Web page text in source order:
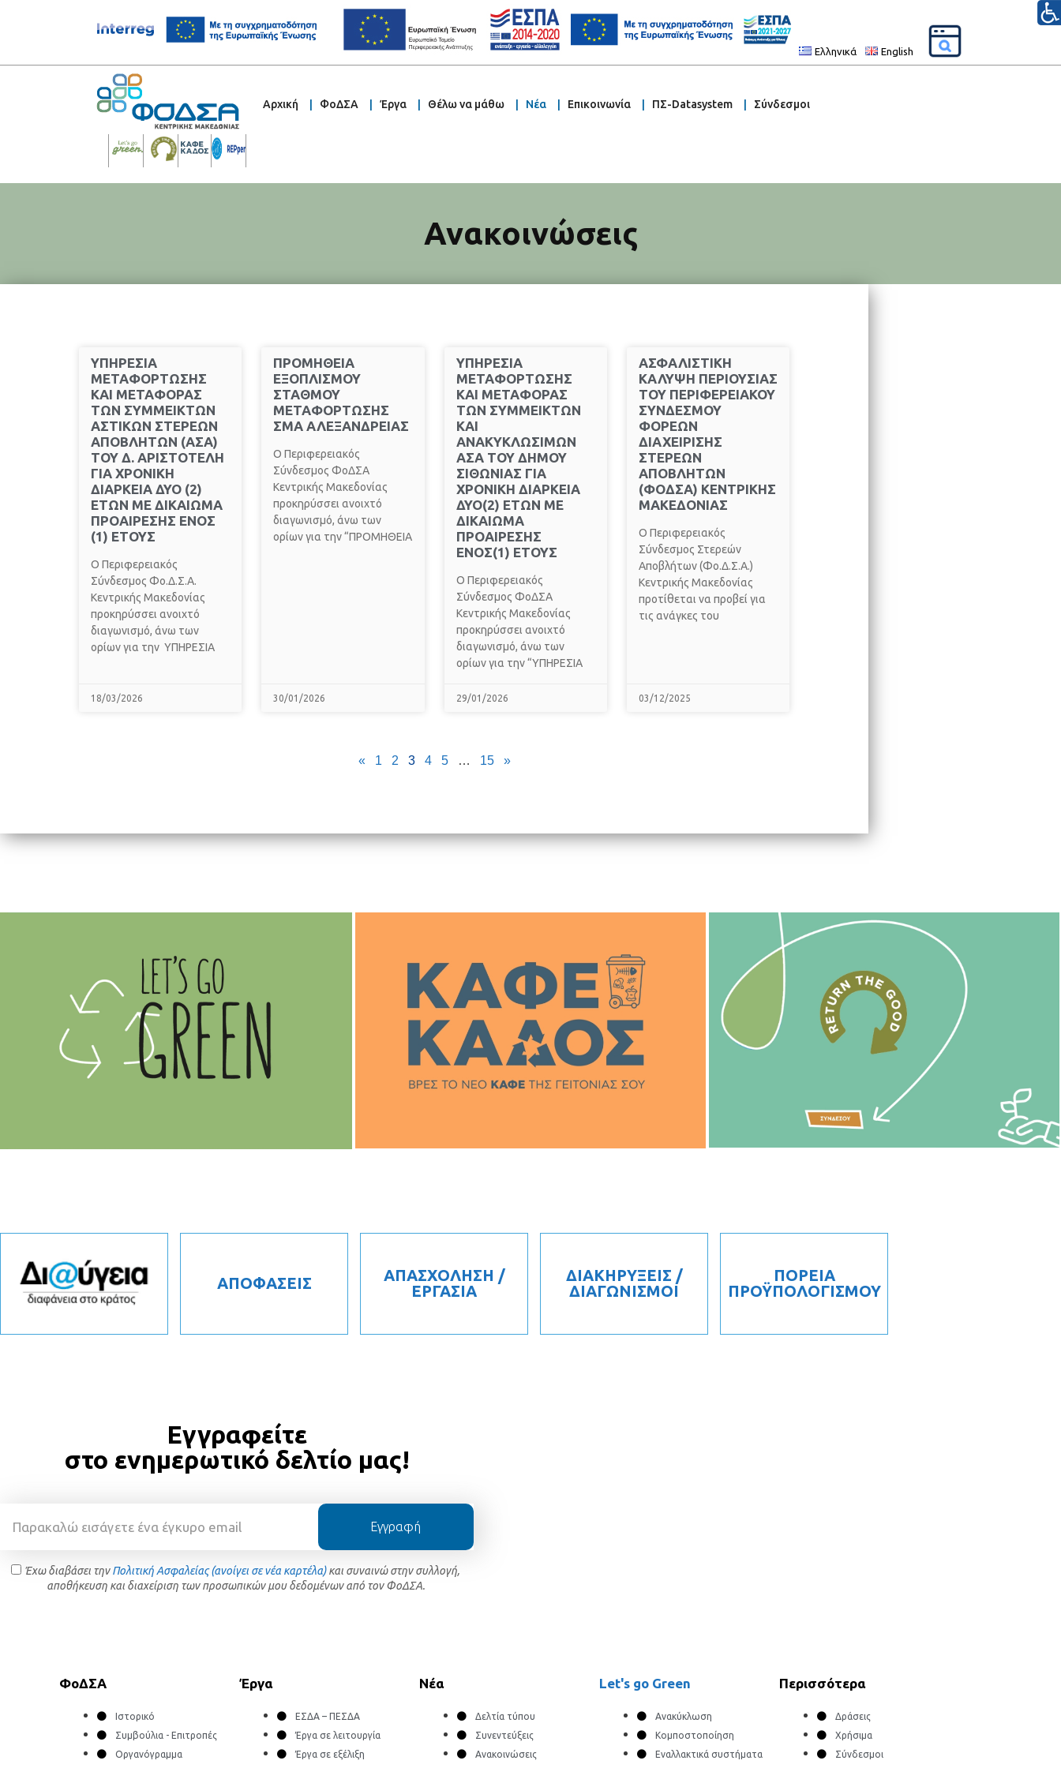
Ελληνικά English
Αρχική ΦοΔΣΑ Έργα Θέλω να μάθω Νέα Επικοινωνία ΠΣ-Datasystem Σύνδεσμοι
Ανακοινώσεις
ΥΠΗΡΕΣΙΑ
ΜΕΤΑΦΟΡΤΩΣΗΣ
ΚΑΙ ΜΕΤΑΦΟΡΑΣ
ΤΩΝ ΣΥΜΜΕΙΚΤΩΝ
ΑΣΤΙΚΩΝ ΣΤΕΡΕΩΝ
ΑΠΟΒΛΗΤΩΝ (ΑΣΑ)
ΤΟΥ Δ. ΑΡΙΣΤΟΤΕΛΗ
ΓΙΑ ΧΡΟΝΙΚΗ
ΔΙΑΡΚΕΙΑ ΔΥΟ (2)
ΕΤΩΝ ΜΕ ΔΙΚΑΙΩΜΑ
ΠΡΟΑΙΡΕΣΗΣ ΕΝΟΣ
(1) ΕΤΟΥΣ
O Περιφερειακός
Σύνδεσμος Φο.Δ.Σ.Α.
Κεντρικής Μακεδονίας
προκηρύσσει ανοιχτό
διαγωνισμό, άνω των
ορίων για την ΥΠΗΡΕΣΙΑ
18/03/2026
ΠΡΟΜΗΘΕΙΑ
ΕΞΟΠΛΙΣΜΟΥ
ΣΤΑΘΜΟΥ
ΜΕΤΑΦΟΡΤΩΣΗΣ
ΣΜΑ ΑΛΕΞΑΝΔΡΕΙΑΣ
O Περιφερειακός
Σύνδεσμος ΦοΔΣΑ
Κεντρικής Μακεδονίας
προκηρύσσει ανοιχτό
διαγωνισμό, άνω των
ορίων για την “ΠΡΟΜΗΘΕΙΑ
30/01/2026
ΥΠΗΡΕΣΙΑ
ΜΕΤΑΦΟΡΤΩΣΗΣ
ΚΑΙ ΜΕΤΑΦΟΡΑΣ
ΤΩΝ ΣΥΜΜΕΙΚΤΩΝ
ΚΑΙ
ΑΝΑΚΥΚΛΩΣΙΜΩΝ
ΑΣΑ ΤΟΥ ΔΗΜΟΥ
ΣΙΘΩΝΙΑΣ ΓΙΑ
ΧΡΟΝΙΚΗ ΔΙΑΡΚΕΙΑ
ΔΥΟ(2) ΕΤΩΝ ΜΕ
ΔΙΚΑΙΩΜΑ
ΠΡΟΑΙΡΕΣΗΣ
ΕΝΟΣ(1) ΕΤΟΥΣ
O Περιφερειακός
Σύνδεσμος ΦοΔΣΑ
Κεντρικής Μακεδονίας
προκηρύσσει ανοιχτό
διαγωνισμό, άνω των
ορίων για την “ΥΠΗΡΕΣΙΑ
29/01/2026
ΑΣΦΑΛΙΣΤΙΚΗ
ΚΑΛΥΨΗ ΠΕΡΙΟΥΣΙΑΣ
ΤΟΥ ΠΕΡΙΦΕΡΕΙΑΚΟΥ
ΣΥΝΔΕΣΜΟΥ
ΦΟΡΕΩΝ
ΔΙΑΧΕΙΡΙΣΗΣ
ΣΤΕΡΕΩΝ
ΑΠΟΒΛΗΤΩΝ
(ΦΟΔΣΑ) ΚΕΝΤΡΙΚΗΣ
ΜΑΚΕΔΟΝΙΑΣ
Ο Περιφερειακός
Σύνδεσμος Στερεών
Αποβλήτων (Φο.Δ.Σ.Α.)
Κεντρικής Μακεδονίας
προτίθεται να προβεί για
τις ανάγκες του
03/12/2025
« 1 2 3 4 5 … 15 »
ΑΠΟΦΑΣΕΙΣ
ΑΠΑΣΧΟΛΗΣΗ /
ΕΡΓΑΣΙΑ
ΔΙΑΚΗΡΥΞΕΙΣ /
ΔΙΑΓΩΝΙΣΜΟΙ
ΠΟΡΕΙΑ
ΠΡΟΫΠΟΛΟΓΙΣΜΟΥ
Εγγραφείτε
στο ενημερωτικό δελτίο μας!
Έχω διαβάσει τηνΠολιτική Ασφαλείας (ανοίγει σε νέα καρτέλα)και συναινώ στην συλλογή,
αποθήκευση και διαχείριση των προσωπικών μου δεδομένων από τον ΦοΔΣΑ.
Εγγραφή
ΦοΔΣΑ
Ιστορικό
Συμβούλια - Επιτροπές
Οργανόγραμμα
Έργα
ΕΣΔΑ – ΠΕΣΔΑ
Έργα σε λειτουργία
Έργα σε εξέλιξη
Νέα
Δελτία τύπου
Συνεντεύξεις
Ανακοινώσεις
Let's go Green
Ανακύκλωση
Κομποστοποίηση
Εναλλακτικά συστήματα
Περισσότερα
Δράσεις
Χρήσιμα
Σύνδεσμοι